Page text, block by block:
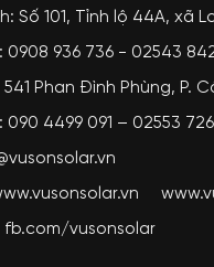
Số 101, Tỉnh lộ 44A, xã
936 736 - 02543 842
Phan Đình Phùng, P.
4499 091 – 02553
fb.com/vusonsolar